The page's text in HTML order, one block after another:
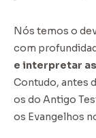
Nós temos o
com
e interpretar
Contudo, antes
os do Antigo
os Evangelhos